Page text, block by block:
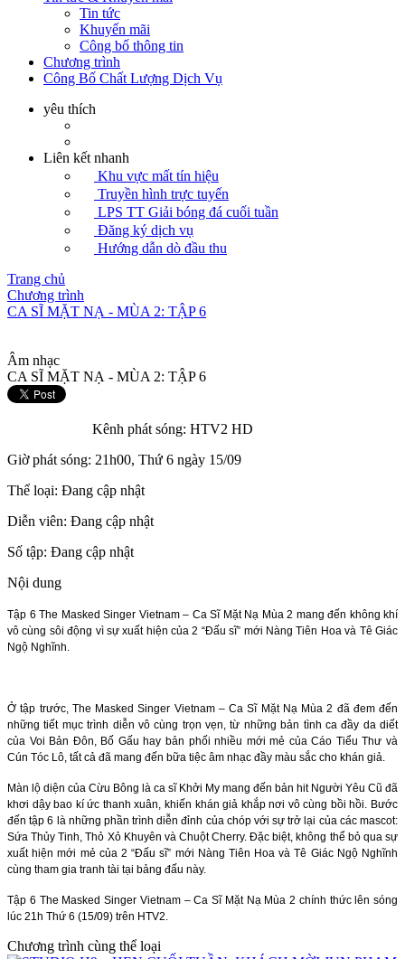
Tin tức
Khuyến mãi
Công bố thông tin
Chương trình
Công Bố Chất Lượng Dịch Vụ
yêu thích
Liên kết nhanh
Khu vực mất tín hiệu
Truyền hình trực tuyến
LPS TT Giải bóng đá cuối tuần
Đăng ký dịch vụ
Hướng dẫn dò đầu thu
Trang chủ
Chương trình
CA SĨ MẶT NẠ - MÙA 2: TẬP 6
Âm nhạc
CA SĨ MẶT NẠ - MÙA 2: TẬP 6
Kênh phát sóng: HTV2 HD
Giờ phát sóng: 21h00, Thứ 6 ngày 15/09
Thể loại: Đang cập nhật
Diễn viên: Đang cập nhật
Số tập: Đang cập nhật
Nội dung
Tập 6 The Masked Singer Vietnam – Ca Sĩ Mặt Nạ Mùa 2 mang đến không khí
vô cùng sôi động vì sự xuất hiện của 2 “Đấu sĩ” mới Nàng Tiên Hoa và Tê Giác
Ngộ Nghĩnh.
Ở tập trước, The Masked Singer Vietnam – Ca Sĩ Mặt Nạ Mùa 2 đã đem đến
những tiết mục trình diễn vô cùng trọn vẹn, từ những bản tình ca đầy da diết
của Voi Bản Đôn, Bố Gấu hay bản phối nhiều mới mẻ của Cáo Tiểu Thư và
Cún Tóc Lô, tất cả đã mang đến bữa tiệc âm nhạc đầy màu sắc cho khán giả.
Màn lộ diện của Cừu Bông là ca sĩ Khởi My mang đến bản hit Người Yêu Cũ đã
khơi dậy bao kí ức thanh xuân, khiến khán giả khắp nơi vô cùng bồi hồi. Bước
đến tập 6 là những phần trình diễn đỉnh của chóp với sự trở lại của các mascot:
Sứa Thủy Tinh, Thỏ Xỏ Khuyên và Chuột Cherry. Đặc biệt, không thể bỏ qua sự
xuất hiện mới mẻ của 2 “Đấu sĩ” mới Nàng Tiên Hoa và Tê Giác Ngộ Nghĩnh
cùng tham gia tranh tài tại bảng đấu này.
Tập 6 The Masked Singer Vietnam – Ca Sĩ Mặt Nạ Mùa 2 chính thức lên sóng
lúc 21h Thứ 6 (15/09) trên HTV2.
Chương trình cùng thể loại